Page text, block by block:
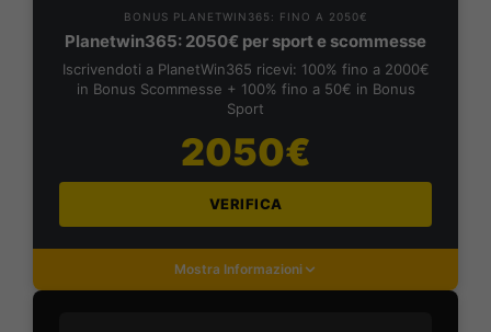
BONUS PLANETWIN365: FINO A 2050€
Planetwin365: 2050€ per sport e scommesse
Iscrivendoti a PlanetWin365 ricevi: 100% fino a 2000€
in Bonus Scommesse + 100% fino a 50€ in Bonus
Sport
2050€
VERIFICA
Mostra Informazioni